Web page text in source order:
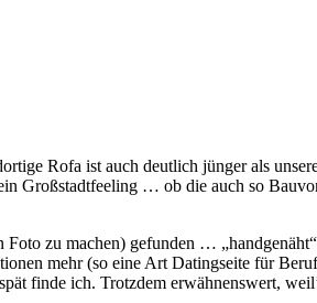
Rofa ist auch deutlich jünger als
Großstadtfeeling … ob die auch so
Foto zu machen) gefunden …
mehr (so eine Art Datingseite für
finde ich. Trotzdem erwähnenswert,